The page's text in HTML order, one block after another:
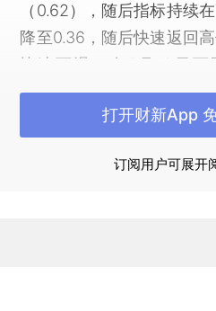
（0.62），随后指标持续
降至0.36，随后快速返回
快速下滑，在5月19日下
0.27左右运行，7月指标
至0.48的高点后，持续
0.37的高点。随后指标持
订阅用户可展开
打开财新App